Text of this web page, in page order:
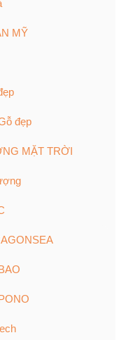
MỸ
đẹp
MẶT TRỜI